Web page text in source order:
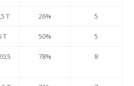
T 26% 5
T 50% 5
78% 8